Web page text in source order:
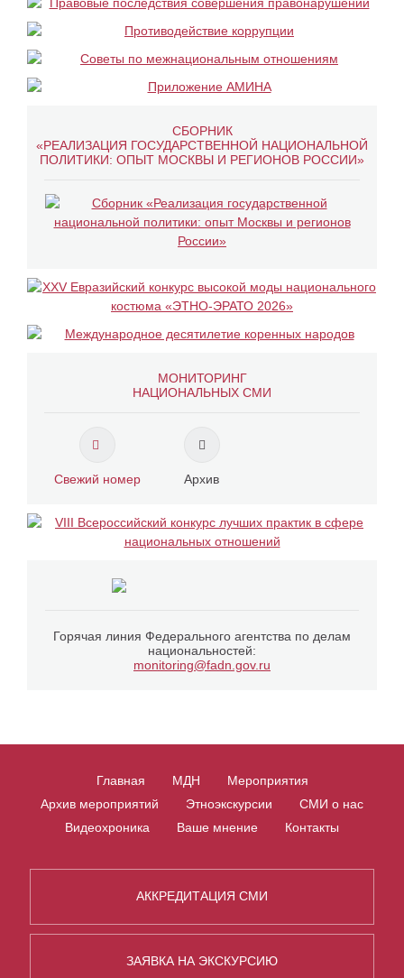
СБОРНИК
«РЕАЛИЗАЦИЯ ГОСУДАРСТВЕННОЙ НАЦИОНАЛЬНОЙ
ПОЛИТИКИ: ОПЫТ МОСКВЫ И РЕГИОНОВ РОССИИ»
МОНИТОРИНГ
НАЦИОНАЛЬНЫХ СМИ
Свежий номер Архив
Горячая линия Федерального агентства по делам
национальностей:
monitoring@fadn.gov.ru
Главная МДН
Мероприятия
Архив мероприятий
Этноэкскурсии
СМИ о нас
Видеохроника
Ваше мнение Контакты
АККРЕДИТАЦИЯ СМИ
ЗАЯВКА НА ЭКСКУРСИЮ